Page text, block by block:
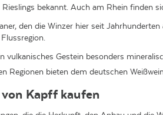
bekannt. Auch am Rhein finden
den die Winzer hier seit
Gestein besonders
Regionen bieten dem deutschen
Kapff kaufen